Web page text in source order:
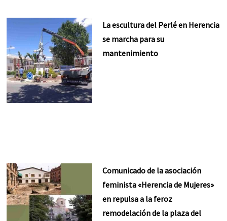
La escultura del Perlé en Herencia
se marcha para su
mantenimiento
Comunicado de la asociación
feminista «Herencia de Mujeres»
en repulsa a la feroz
remodelación de la plaza del